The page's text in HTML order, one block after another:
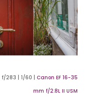
| f/283 | 1/60 |Canon EF 16-35
mm f/2.8L II USM